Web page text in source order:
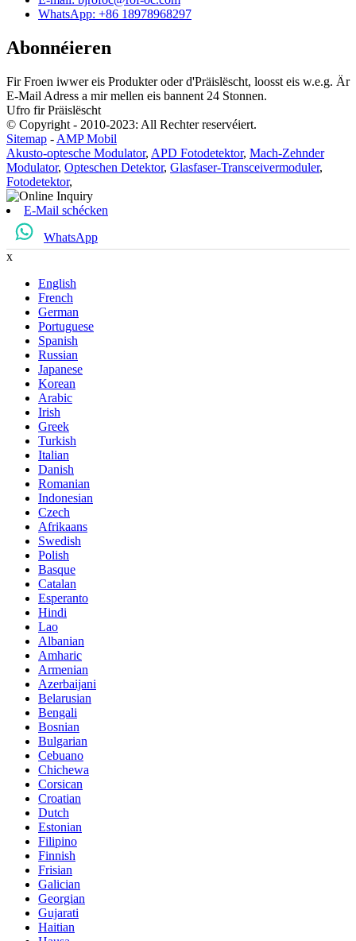
WhatsApp: +86 18978968297
Abonnéieren
Fir Froen iwwer eis Produkter oder d'Präislëscht, loosst eis w.e.g. Är
E-Mail Adress a mir mellen eis bannent 24 Stonnen.
Ufro fir Präislëscht
© Copyright - 2010-2023: All Rechter reservéiert.
Sitemap - AMP Mobil
Akusto-optesche Modulator, APD Fotodetektor, Mach-Zehnder
Modulator, Opteschen Detektor, Glasfaser-Transceivermoduler,
Fotodetektor,
E-Mail schécken
WhatsApp
x
English
French
German
Portuguese
Spanish
Russian
Japanese
Korean
Arabic
Irish
Greek
Turkish
Italian
Danish
Romanian
Indonesian
Czech
Afrikaans
Swedish
Polish
Basque
Catalan
Esperanto
Hindi
Lao
Albanian
Amharic
Armenian
Azerbaijani
Belarusian
Bengali
Bosnian
Bulgarian
Cebuano
Chichewa
Corsican
Croatian
Dutch
Estonian
Filipino
Finnish
Frisian
Galician
Georgian
Gujarati
Haitian